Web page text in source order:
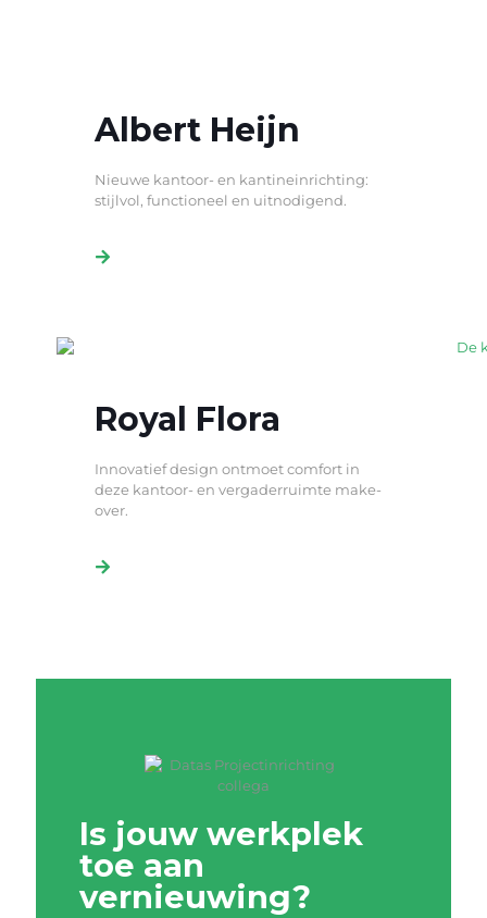
Albert Heijn
Nieuwe kantoor- en kantineinrichting:
stijlvol, functioneel en uitnodigend.
Royal Flora
Innovatief design ontmoet comfort in
deze kantoor- en vergaderruimte make-
over.
Is jouw werkplek
toe aan
vernieuwing?